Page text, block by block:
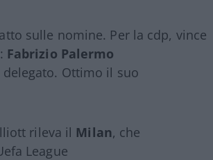
sulle nomine. Per la cdp, vince
Fabrizio Palermo
Ottimo il suo
rileva il Milan, che
League